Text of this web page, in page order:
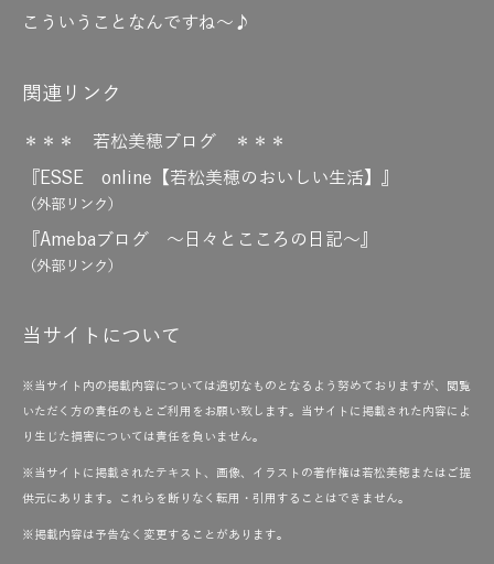
こういうことなんですね～♪
関連リンク
＊＊＊ 若松美穂ブログ ＊＊＊
『ESSE online【若松美穂のおいしい生活】』
（外部リンク）
『Amebaブログ ～日々とこころの日記～』
（外部リンク）
当サイトについて
※当サイト内の掲載内容については適切なものとなるよう努めておりますが、閲覧
いただく方の責任のもとご利用をお願い致します。当サイトに掲載された内容によ
り生じた損害については責任を負いません。
※当サイトに掲載されたテキスト、画像、イラストの著作権は若松美穂またはご提
供元にあります。これらを断りなく転用・引用することはできません。
※掲載内容は予告なく変更することがあります。